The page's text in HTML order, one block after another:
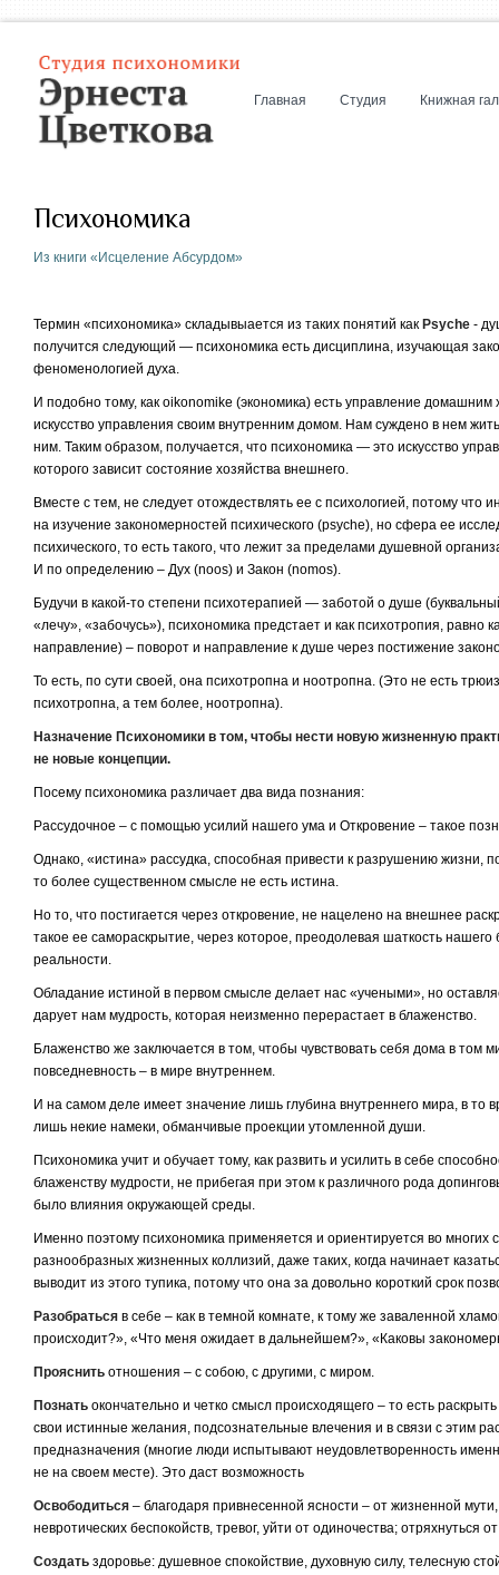
Главная Студия Книжная
Психономика
Из книги «Исцеление Абсурдом»
Термин «психономика» складывыается из таких понятий как Psyche -
получится следующий — психономика есть дисциплина, изучающая
феноменологией духа.
И подобно тому, как oikonomike (экономика) есть управление
искусство управления своим внутренним домом. Нам суждено в нем
ним. Таким образом, получается, что психономика — это искусство
которого зависит состояние хозяйства внешнего.
Вместе с тем, не следует отождествлять ее с психологией, потому что
на изучение закономерностей психического (psyche), но сфера ее
психического, то есть такого, что лежит за пределами душевной
И по определению – Дух (noos) и Закон (nomos).
Будучи в какой-то степени психотерапией — заботой о душе
«лечу», «забочусь»), психономика предстает и как психотропия, равно
направление) – поворот и направление к душе через постижение
То есть, по сути своей, она психотропна и ноотропна. (Это не есть
психотропна, а тем более, ноотропна).
Назначение Психономики в том, чтобы нести новую жизненную
не новые концепции.
Посему психономика различает два вида познания:
Рассудочное – с помощью усилий нашего ума и Откровение – такое
Однако, «истина» рассудка, способная привести к разрушению
то более существенном смысле не есть истина.
Но то, что постигается через откровение, не нацелено на внешнее
такое ее самораскрытие, через которое, преодолевая шаткость
реальности.
Обладание истиной в первом смысле делает нас «учеными», но
дарует нам мудрость, которая неизменно перерастает в блаженство.
Блаженство же заключается в том, чтобы чувствовать себя дома в том
повседневность – в мире внутреннем.
И на самом деле имеет значение лишь глубина внутреннего мира, в то
лишь некие намеки, обманчивые проекции утомленной души.
Психономика учит и обучает тому, как развить и усилить в себе
блаженству мудрости, не прибегая при этом к различного рода
было влияния окружающей среды.
Именно поэтому психономика применяется и ориентируется во
разнообразных жизненных коллизий, даже таких, когда начинает
выводит из этого тупика, потому что она за довольно короткий срок
Разобраться в себе – как в темной комнате, к тому же заваленной
происходит?», «Что меня ожидает в дальнейшем?», «Каковы
Прояснить отношения – с собою, с другими, с миром.
Познать окончательно и четко смысл происходящего – то есть
свои истинные желания, подсознательные влечения и в связи с этим
предназначения (многие люди испытывают неудовлетворенность
не на своем месте). Это даст возможность
Освободиться – благодаря привнесенной ясности – от жизненной
невротических беспокойств, тревог, уйти от одиночества; отряхнуться
Создать здоровье: душевное спокойствие, духовную силу, телесную